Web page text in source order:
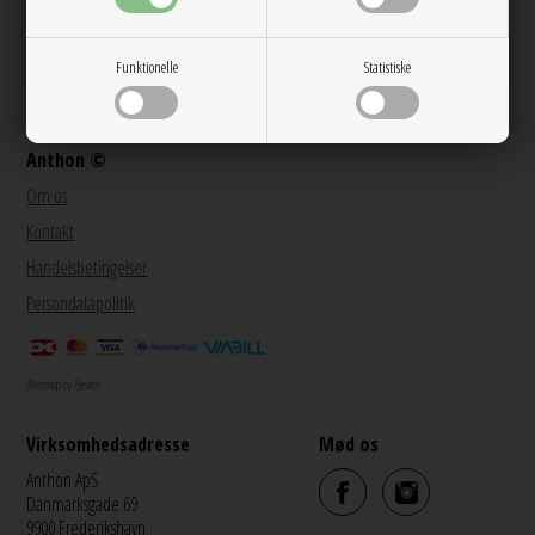
Funktionelle Statistiske
@anthon9900
Anthon ©
Om os
Kontakt
Handelsbetingelser
Persondatapolitik
Webshop by Bewise
Virksomhedsadresse
Anthon ApS
Danmarksgade 69
9900 Frederikshavn
Mød os